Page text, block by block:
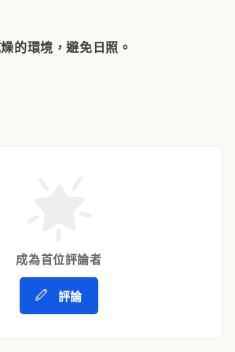
的環境，避免日照。
成為首位評論者
評論